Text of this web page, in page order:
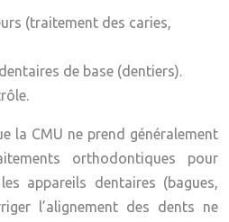
(traitement des caries,
de base (dentiers).
la CMU ne prend généralement
orthodontiques pour
appareils dentaires (bagues,
l’alignement des dents ne